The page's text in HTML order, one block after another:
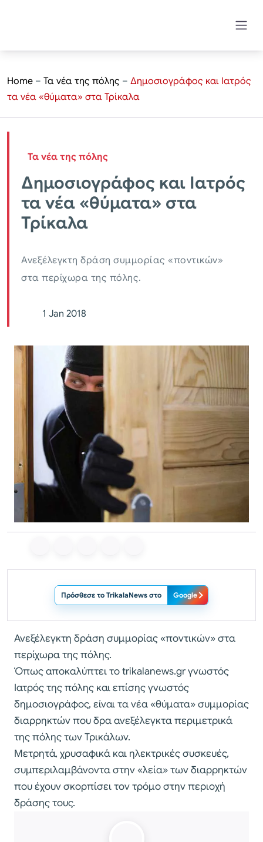
Home – Τα νέα της πόλης – Δημοσιογράφος και Ιατρός
τα νέα «θύματα» στα Τρίκαλα
Τα νέα της πόλης
Δημοσιογράφος και Ιατρός
τα νέα «θύματα» στα
Τρίκαλα
Ανεξέλεγκτη δράση συμμορίας «ποντικών»
στα περίχωρα της πόλης.
1 Jan 2018
Πρόσθεσε το TrikalaNews στο Google
Ανεξέλεγκτη δράση συμμορίας «ποντικών» στα
περίχωρα της πόλης.
Όπως αποκαλύπτει το trikalanews.gr γνωστός
Ιατρός της πόλης και επίσης γνωστός
δημοσιογράφος, είναι τα νέα «θύματα» συμμορίας
διαρρηκτών που δρα ανεξέλεγκτα περιμετρικά
της πόλης των Τρικάλων.
Μετρητά, χρυσαφικά και ηλεκτρικές συσκευές,
συμπεριλαμβάνοντα στην «λεία» των διαρρηκτών
που έχουν σκορπίσει τον τρόμο στην περιοχή
δράσης τους.